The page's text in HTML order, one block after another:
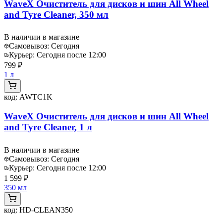
WaveX Очиститель для дисков и шин All Wheel
and Tyre Cleaner, 350 мл
В наличии в магазине
Самовывоз: Сегодня
Курьер: Сегодня после 12:00
799 ₽
1 л
код: AWTC1K
WaveX Очиститель для дисков и шин All Wheel
and Tyre Cleaner, 1 л
В наличии в магазине
Самовывоз: Сегодня
Курьер: Сегодня после 12:00
1 599 ₽
350 мл
код: HD-CLEAN350